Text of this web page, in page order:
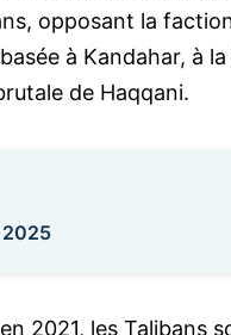
opposant la
à Kandahar, à
de Haqqani.
2025
2021, les Talibans